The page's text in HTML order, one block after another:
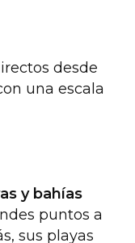
desde
una escala
y bahías
puntos a
sus playas